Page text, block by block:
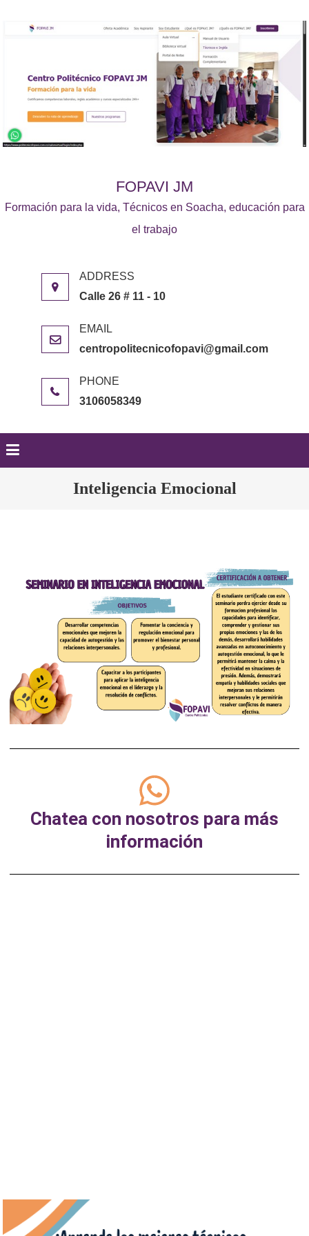
FOPAVI JM
Formación para la vida, Técnicos en Soacha, educación para
el trabajo
Calle 26 # 11 - 10
centropolitecnicofopavi@gmail.com
3106058349
Inteligencia Emocional
Chatea con nosotros para más
información